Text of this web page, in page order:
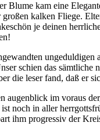
kam eine
kalken Fliege.
je deinen
schien das
die leser fand, daß er
im voraus
noch in aller
ihm progressiv der